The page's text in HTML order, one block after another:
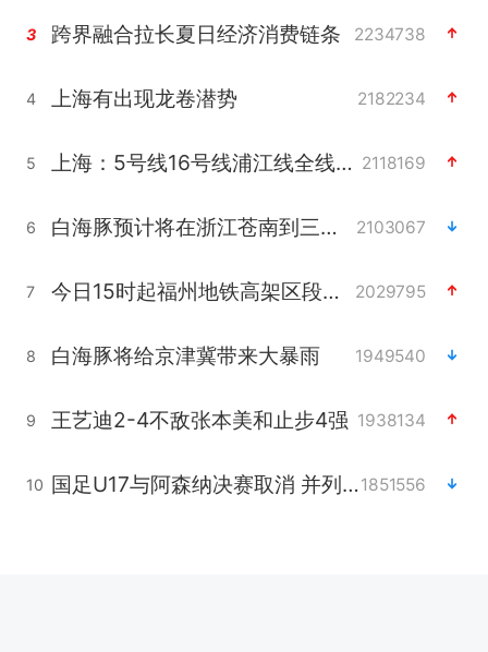
3 跨界融合拉长夏日经济消费链条 2234738
4 上海有出现龙卷潜势 2182234
5 上海：5号线16号线浦江线全线停运 2118169
6 白海豚预计将在浙江苍南到三门一带登陆 2103067
7 今日15时起福州地铁高架区段停运 2029795
8 白海豚将给京津冀带来大暴雨 1949540
9 王艺迪2-4不敌张本美和止步4强 1938134
10 国足U17与阿森纳决赛取消 并列冠军1851556